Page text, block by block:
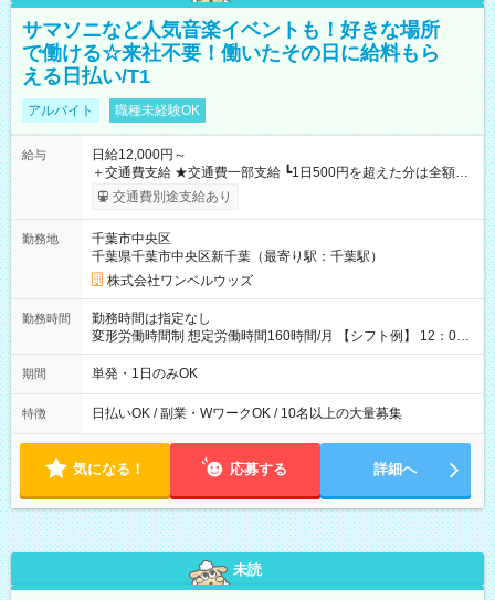
サマソニなど人気音楽イベントも！好きな場所
で働ける☆来社不要！働いたその日に給料もら
える日払い/T1
アルバイト 職種未経験OK
給与
日給12,000円～
＋交通費支給 ★交通費一部支給 ┗1日500円を超えた分は全額支
給！ ※往復500円以内の方は自己負担となります ★日払いOK！
（規定あり） ┗働いたその日に現金GET♪ お仕事後はコンビニ
なし
交通費別途支給あり
勤務地
千葉市中央区
千葉県千葉市中央区新千葉（最寄り駅：千葉駅）
株式会社ワンベルウッズ
勤務時間
勤務時間は指定なし
変形労働時間制 想定労働時間160時間/月 【シフト例】 12：00
～22：00
期間 単発・1日のみOK
特徴 日払いOK / 副業・WワークOK / 10名以上の大量募集
気になる！ 応募する 詳細へ
未読